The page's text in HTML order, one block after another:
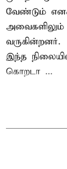
வேண்டும்
அவைகளிலும்
வருகின்றனர்.
இந்த
கொறடா ...